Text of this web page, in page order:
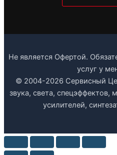
Не является Офертой.
услуг у
© 2004-2026 Сервисный
звука, света, спецэффектов,
усилителей,